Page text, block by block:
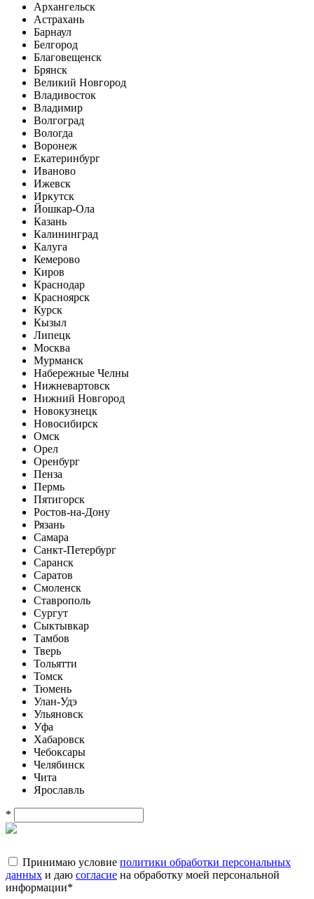
Архангельск
Астрахань
Барнаул
Белгород
Благовещенск
Брянск
Великий Новгород
Владивосток
Владимир
Волгоград
Вологда
Воронеж
Екатеринбург
Иваново
Ижевск
Иркутск
Йошкар-Ола
Казань
Калининград
Калуга
Кемерово
Киров
Краснодар
Красноярск
Курск
Кызыл
Липецк
Москва
Мурманск
Набережные Челны
Нижневартовск
Нижний Новгород
Новокузнецк
Новосибирск
Омск
Орел
Оренбург
Пенза
Пермь
Пятигорск
Ростов-на-Дону
Рязань
Самара
Санкт-Петербург
Саранск
Саратов
Смоленск
Ставрополь
Сургут
Сыктывкар
Тамбов
Тверь
Тольятти
Томск
Тюмень
Улан-Удэ
Ульяновск
Уфа
Хабаровск
Чебоксары
Челябинск
Чита
Ярославль
*
Принимаю условие политики обработки персональных
данных и даю согласие на обработку моей персональной
информации*